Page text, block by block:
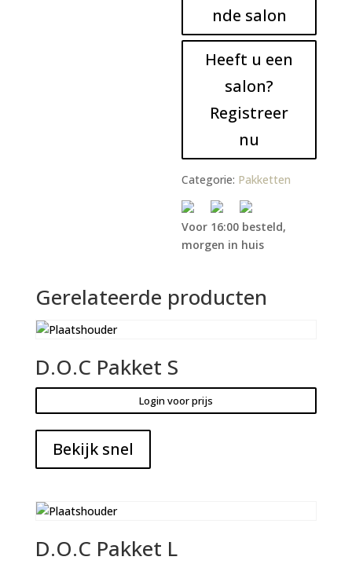
nde salon
Heeft u een
salon?
Registreer
nu
Categorie: Pakketten
Voor 16:00 besteld,
morgen in huis
Gerelateerde producten
D.O.C Pakket S
Login voor prijs
Bekijk snel
D.O.C Pakket L